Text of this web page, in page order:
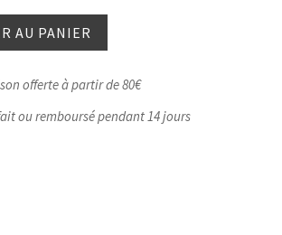
AU PANIER
offerte à partir de 80€
ou remboursé pendant 14 jours